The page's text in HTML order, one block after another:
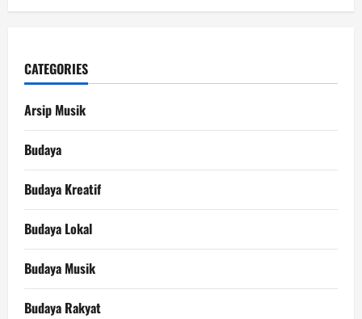
CATEGORIES
Arsip Musik
Budaya
Budaya Kreatif
Budaya Lokal
Budaya Musik
Budaya Rakyat